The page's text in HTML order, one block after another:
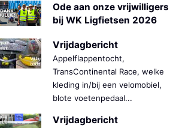
🡺
Ode aan onze vrijwilligers
bij WK Ligfietsen 2026
Vrijdagbericht
Appelflappentocht,
TransContinental Race, welke
kleding in/bij een velomobiel,
blote voetenpedaal...
Vrijdagbericht